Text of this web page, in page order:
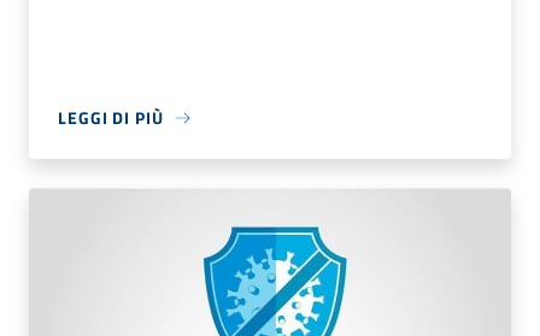
LEGGI DI PIÙ